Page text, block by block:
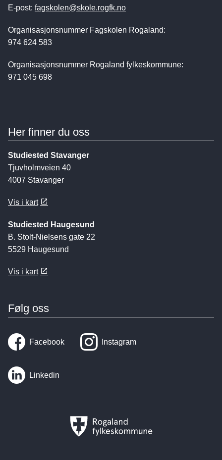
E-post: fagskolen@skole.rogfk.no
Organisasjonsnummer Fagskolen Rogaland:
974 624 583
Organisasjonsnummer Rogaland fylkeskommune:
971 045 698
Her finner du oss
Studiested Stavanger
Tjuvholmveien 40
4007 Stavanger
Vis i kart
Studiested Haugesund
B. Stolt-Nielsens gate 22
5529 Haugesund
Vis i kart
Følg oss
Facebook Instagram
Linkedin
Rogaland
fylkeskommune